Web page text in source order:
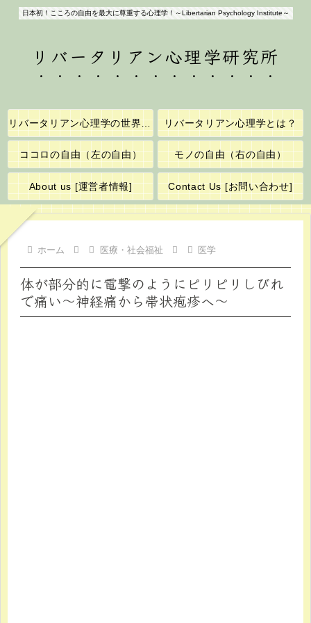
日本初！こころの自由を最大に尊重する心理学！～Libertarian Psychology Institute～
リバータリアン心理学研究所
リバータリアン心理学の世界へようこそ！ リバータリアン心理学とは？
ココロの自由（左の自由） モノの自由（右の自由）
About us [運営者情報] Contact Us [お問い合わせ]
ホーム 医療・社会福祉 医学
体が部分的に電撃のようにピリピリしびれ
で痛い～神経痛から帯状疱疹へ～